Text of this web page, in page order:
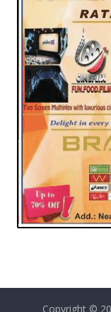
Copyright ©